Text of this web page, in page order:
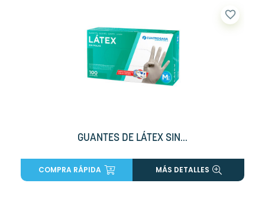
GUANTES DE LÁTEX SIN...
favorite_border
COMPRA RÁPIDA MÁS DETALLES